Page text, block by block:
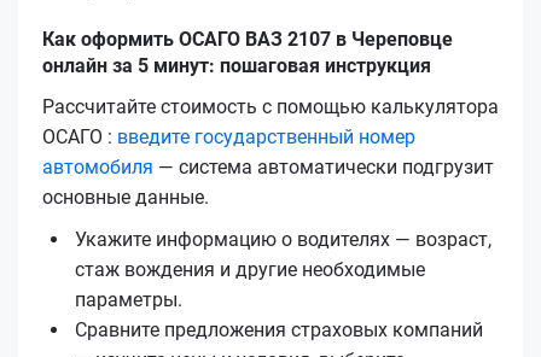
Как оформить ОСАГО ВАЗ 2107 в Череповце
онлайн за 5 минут: пошаговая инструкция
Рассчитайте стоимость с помощью калькулятора
ОСАГО : введите государственный номер
автомобиля — система автоматически подгрузит
основные данные.
Укажите информацию о водителях — возраст,
стаж вождения и другие необходимые
параметры.
Сравните предложения страховых компаний